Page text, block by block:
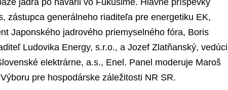
zástupca generálneho riaditeľa pre energetiku EK,
Japonského jadrového priemyselného fóra, Boris
Ludovika Energy, s.r.o., a Jozef Zlatňanský, vedúci
elektrárne, a.s., Enel. Panel moderuje Maroš
pre hospodárske záležitosti NR SR.